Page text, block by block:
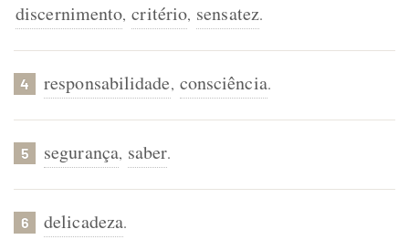
discernimento, critério, sensatez.
4 responsabilidade, consciência.
5 segurança, saber.
6 delicadeza.